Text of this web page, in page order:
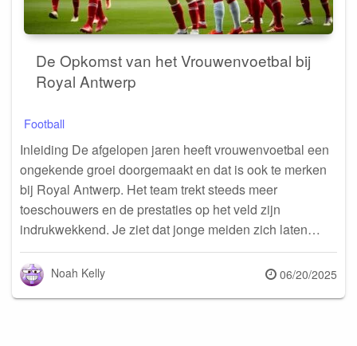
De Opkomst van het Vrouwenvoetbal bij
Royal Antwerp
Football
Inleiding De afgelopen jaren heeft vrouwenvoetbal een
ongekende groei doorgemaakt en dat is ook te merken
bij Royal Antwerp. Het team trekt steeds meer
toeschouwers en de prestaties op het veld zijn
indrukwekkend. Je ziet dat jonge meiden zich laten…
Noah Kelly
Posted
on
06/20/2025